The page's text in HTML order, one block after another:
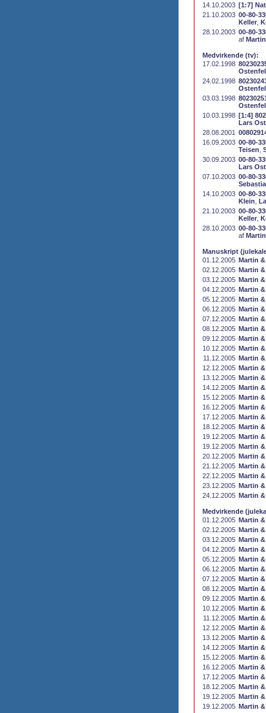
14.10.2003 [1:7]
21.10.2003 00-80-
Keller
28.10.2003 00-80-
af
Medvirkende (tv):
17.02.1998
24.02.1998
03.03.1998
10.03.1998 [1:4]
Lars
28.08.2001
16.09.2003 00-80-
Teisen
30.09.2003 00-80-
Lars
07.10.2003 00-80-
14.10.2003 00-80-
Klein
21.10.2003 00-80-
Keller
28.10.2003 00-80-
af
Manuskript
01.12.2005 Martin
02.12.2005 Martin
03.12.2005 Martin
04.12.2005 Martin
05.12.2005 Martin
06.12.2005 Martin
07.12.2005 Martin
08.12.2005 Martin
09.12.2005 Martin
10.12.2005 Martin
11.12.2005 Martin
12.12.2005 Martin
13.12.2005 Martin
14.12.2005 Martin
15.12.2005 Martin
16.12.2005 Martin
17.12.2005 Martin
18.12.2005 Martin
19.12.2005 Martin
19.12.2005 Martin
20.12.2005 Martin
21.12.2005 Martin
22.12.2005 Martin
23.12.2005 Martin
24.12.2005 Martin
Medvirkende
01.12.2005 Martin
02.12.2005 Martin
03.12.2005 Martin
04.12.2005 Martin
05.12.2005 Martin
06.12.2005 Martin
07.12.2005 Martin
08.12.2005 Martin
09.12.2005 Martin
10.12.2005 Martin
11.12.2005 Martin
12.12.2005 Martin
13.12.2005 Martin
14.12.2005 Martin
15.12.2005 Martin
16.12.2005 Martin
17.12.2005 Martin
18.12.2005 Martin
19.12.2005 Martin
19.12.2005 Martin